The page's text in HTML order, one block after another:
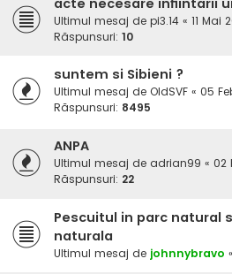
Ultimul mesaj de pi3.14 « 11 Mai
Răspunsuri: 10
suntem si Sibieni ?
Ultimul mesaj de OldSVF « 05
Răspunsuri: 8495
ANPA
Ultimul mesaj de adrian99 « 02
Răspunsuri: 22
Pescuitul in parc natural
naturala
Ultimul mesaj de johnnybravo «